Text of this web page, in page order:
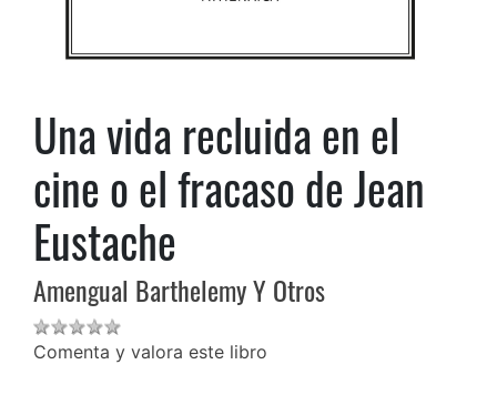
Una vida recluida en el
cine o el fracaso de Jean
Eustache
Amengual Barthelemy Y Otros
Comenta y valora este libro